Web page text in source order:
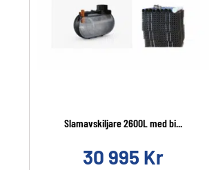
Slamavskiljare 2600L med bi...
30 995 Kr